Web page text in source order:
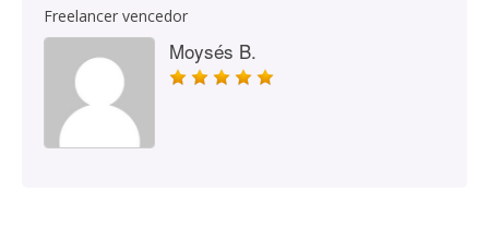
Freelancer vencedor
Moysés B.